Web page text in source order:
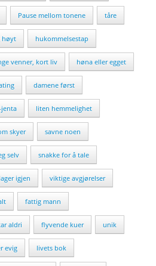
Pause mellom tonene tåre
høyt hukommelsestap
venner, kort liv høna eller egget
damene først
liten hemmelighet
skyer savne noen
selv snakke for å tale
igjen viktige avgjørelser
fattig mann
aldri flyvende kuer unik
evig livets bok